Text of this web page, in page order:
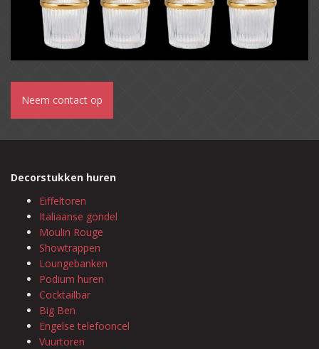
Neem contact op
Decorstukken huren
Eiffeltoren
Italiaanse gondel
Moulin Rouge
Showtrappen
Loungebanken
Podium huren
Cocktailbar
Big Ben
Engelse telefooncel
Vuurtoren